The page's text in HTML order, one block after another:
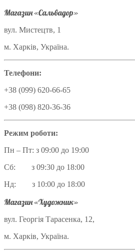
Магазин «Сальвадор»
вул. Мистецтв, 1
м. Харків, Україна.
Телефони:
+38 (099) 620-66-65
+38 (098) 820-36-36
Режим роботи:
Пн – Пт: з 09:00 до 19:00
Сб: з 09:30 до 18:00
Нд: з 10:00 до 18:00
Магазин «Художник»
вул. Георгія Тарасенка, 12,
м. Харків, Україна.